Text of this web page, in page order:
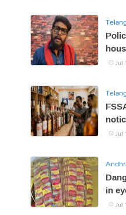
Jul
Jul
in
Jul